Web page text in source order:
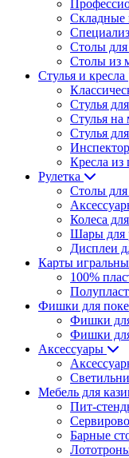
Складные
Столы для
Столы из
Стулья и кресла
Стулья
Стулья на
Стулья
Кресла из
Рулетка
Столы для
Колеса
Шары для
Дисплеи
Карты
100%
Фишки для
Фишки
Фишки
Аксессуары
Мебель для
Пит-
Барные